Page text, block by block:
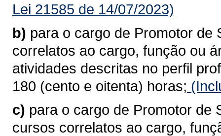
Lei 21585 de 14/07/2023)
b) para o cargo de Promotor de
correlatos ao cargo, função ou
atividades descritas no perfil
180 (cento e oitenta) horas;
c) para o cargo de Promotor de
cursos correlatos ao cargo,